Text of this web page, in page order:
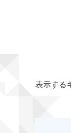
表示する